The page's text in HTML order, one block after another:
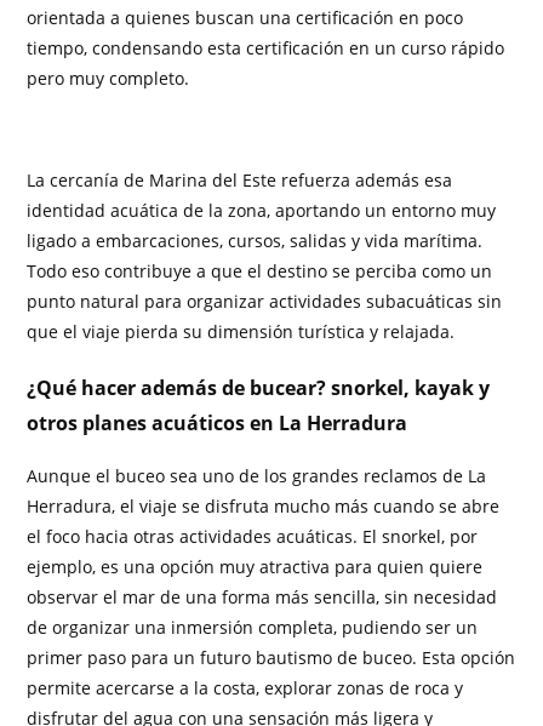
orientada a quienes buscan una certificación en poco
tiempo, condensando esta certificación en un curso rápido
pero muy completo.
La cercanía de Marina del Este refuerza además esa
identidad acuática de la zona, aportando un entorno muy
ligado a embarcaciones, cursos, salidas y vida marítima.
Todo eso contribuye a que el destino se perciba como un
punto natural para organizar actividades subacuáticas sin
que el viaje pierda su dimensión turística y relajada.
¿Qué hacer además de bucear? snorkel, kayak y
otros planes acuáticos en La Herradura
Aunque el buceo sea uno de los grandes reclamos de La
Herradura, el viaje se disfruta mucho más cuando se abre
el foco hacia otras actividades acuáticas. El snorkel, por
ejemplo, es una opción muy atractiva para quien quiere
observar el mar de una forma más sencilla, sin necesidad
de organizar una inmersión completa, pudiendo ser un
primer paso para un futuro bautismo de buceo. Esta opción
permite acercarse a la costa, explorar zonas de roca y
disfrutar del agua con una sensación más ligera y